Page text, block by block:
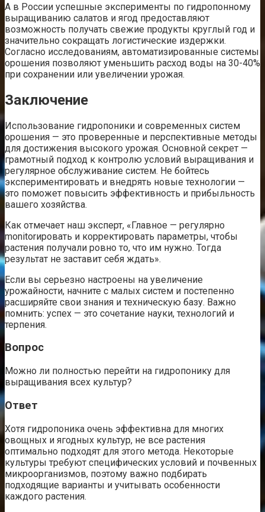
А в России успешные эксперименты по гидропонному
выращиванию салатов и ягод предоставляют
возможность получать свежие продукты круглый год и
значительно сокращать логистические издержки.
Согласно исследованиям, автоматизированные системы
орошения позволяют уменьшить расход воды на 30-40%
при сохранении или увеличении урожая.
Заключение
Использование гидропоники и современных систем
орошения — это проверенные и перспективные методы
для достижения высокого урожая. Основной секрет —
грамотный подход к контролю условий выращивания и
регулярное обслуживание систем. Не бойтесь
экспериментировать и внедрять новые технологии —
это поможет повысить эффективность и прибыльность
вашего хозяйства.
Как отмечает наш эксперт, «Главное — регулярно
monitorировать и корректировать параметры, чтобы
растения получали ровно то, что им нужно. Тогда
результат не заставит себя ждать».
Если вы серьезно настроены на увеличение
урожайности, начните с малых систем и постепенно
расширяйте свои знания и техническую базу. Важно
помнить: успех — это сочетание науки, технологий и
терпения.
Вопрос
Можно ли полностью перейти на гидропонику для
выращивания всех культур?
Ответ
Хотя гидропоника очень эффективна для многих
овощных и ягодных культур, не все растения
оптимально подходят для этого метода. Некоторые
культуры требуют специфических условий и почвенных
микроорганизмов, поэтому важно подбирать
подходящие варианты и учитывать особенности
каждого растения.